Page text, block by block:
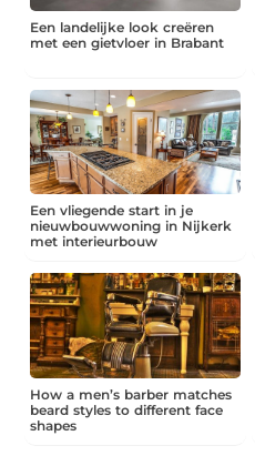
Een landelijke look creëren
met een gietvloer in Brabant
Een vliegende start in je
nieuwbouwwoning in Nijkerk
met interieurbouw
How a men’s barber matches
beard styles to different face
shapes